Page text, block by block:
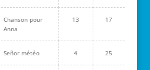
Chanson pour
Anna
13 17
Señor météo 4 25